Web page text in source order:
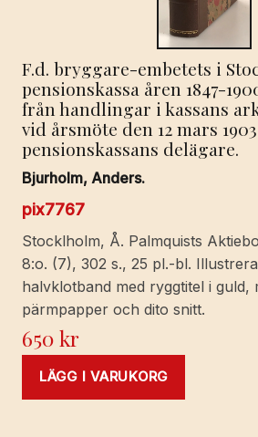
F.d. bryggare-embetets i
pensionskassa åren 1847-
från handlingar i kassans
vid årsmöte den 12 mars
pensionskassans delägare.
Bjurholm, Anders.
pix7767
Stocklholm, Å. Palmquists
8:o. (7), 302 s., 25 pl.-bl.
halvklotband med ryggtitel i guld,
pärmpapper och dito snitt.
650kr
LÄGG I VARUKORG